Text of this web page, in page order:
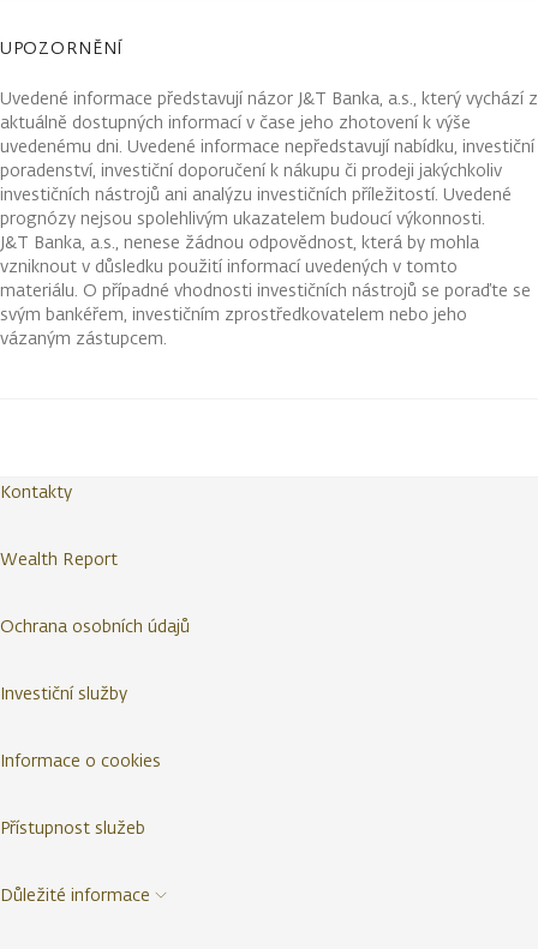
UPOZORNĚNÍ
Uvedené informace představují názor J&T Banka, a.s., který vychází z
aktuálně dostupných informací v čase jeho zhotovení k výše
uvedenému dni. Uvedené informace nepředstavují nabídku, investiční
poradenství, investiční doporučení k nákupu či prodeji jakýchkoliv
investičních nástrojů ani analýzu investičních příležitostí. Uvedené
prognózy nejsou spolehlivým ukazatelem budoucí výkonnosti.
J&T Banka, a.s., nenese žádnou odpovědnost, která by mohla
vzniknout v důsledku použití informací uvedených v tomto
materiálu. O případné vhodnosti investičních nástrojů se poraďte se
svým bankéřem, investičním zprostředkovatelem nebo jeho
vázaným zástupcem.
Kontakty
Wealth Report
Ochrana osobních údajů
Investiční služby
Informace o cookies
Přístupnost služeb
Důležité informace